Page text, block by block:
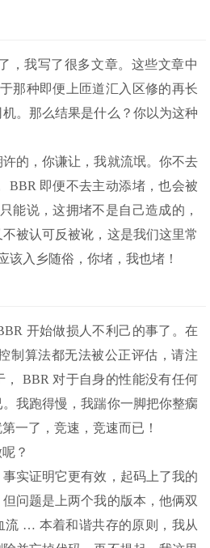
，我写了很多文章。这些文章中
那种即便上匝道汇入区修的再长
。那么结果是什么？你以为这种
的，你谦让，我就流氓。你不去
BBR 即便不去主动添堵，也会被
能说，这拥堵不是自己造成的，
被认可反被讹，这是我们这里常
该入乡随俗，你堵，我也堵！
开始做损人不利己的事了。在
制算法都无法被公正评估，请注
BBR 对于自身的性能没有任何
我跑得慢，我踹你一脚把你整瘸
一了，竞速，竞速而已！
？
实证明它更有效，起码上了我的
问题是上两个我的版本，他俩双
流 … 本着和谐共存的原则，我从